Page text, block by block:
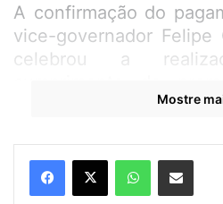
A confirmação do
vice-governador Felipe
celebrou a
governador Brandão
já na conta dos
declarou Camarão em
Ele destacou que,
Mostre